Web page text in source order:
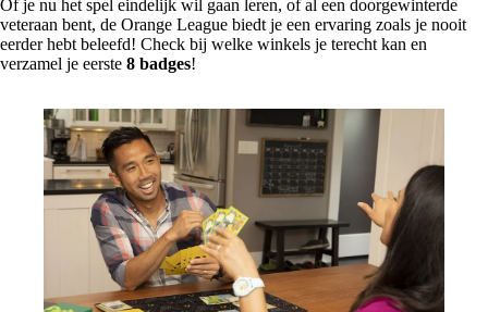
Of je nu het spel eindelijk wil gaan leren, of al een doorgewinterde
veteraan bent, de Orange League biedt je een ervaring zoals je nooit
eerder hebt beleefd! Check bij welke winkels je terecht kan en
verzamel je eerste 8 badges!